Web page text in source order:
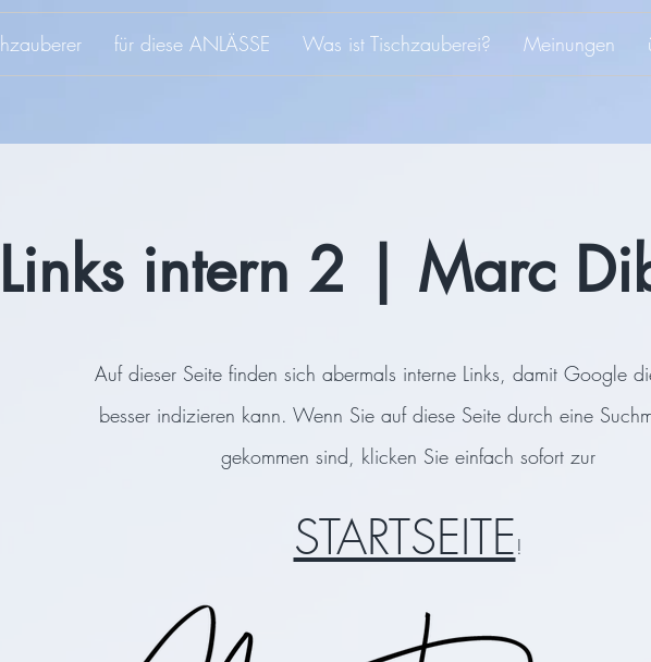
für diese ANLÄSSE Was ist Tischzauberei? Meinungen
Links intern 2 | Marc
Auf dieser Seite finden sich abermals interne Links, damit Google
besser indizieren kann. Wenn Sie auf diese Seite durch eine
gekommen sind, klicken Sie einfach sofort zur
STARTSEITE!